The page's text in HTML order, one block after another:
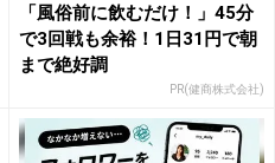
「風俗前に飲むだけ！」45分
で3回戦も余裕！1日31円で朝
まで絶好調
PR(健商株式会社)